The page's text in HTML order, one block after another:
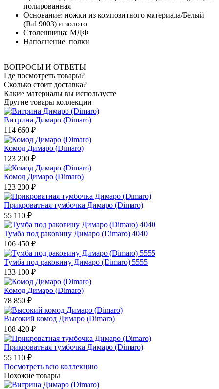
полированная
Основание: ножки из композитного материала/Белый
(Ral 9003) и золото
Столешница: МДФ
Наполнение: полки
ВОПРОСЫ И ОТВЕТЫ
Где посмотреть товары?
Сколько стоит доставка?
Какие материалы вы используете
Другие товары коллекции
Витрина Димаро (Dimaro)
114 660 ₽
Комод Димаро (Dimaro)
123 200 ₽
Комод Димаро (Dimaro)
123 200 ₽
Прикроватная тумбочка Димаро (Dimaro)
55 110 ₽
Тумба под раковину Димаро (Dimaro) 4040
106 450 ₽
Тумба под раковину Димаро (Dimaro) 5555
133 100 ₽
Комод Димаро (Dimaro)
78 850 ₽
Высокий комод Димаро (Dimaro)
108 420 ₽
Прикроватная тумбочка Димаро (Dimaro)
55 110 ₽
Посмотреть всю коллекцию
Похожие товары